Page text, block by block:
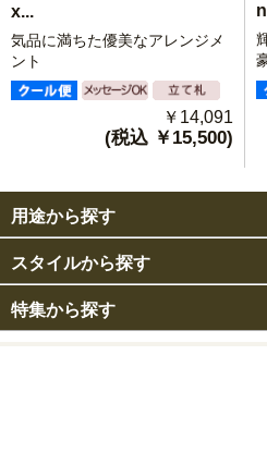
x...
気品に満ちた優美なアレンジメ
ント
￥14,091
(税込 ￥15,500)
用途から探す
スタイルから探す
特集から探す